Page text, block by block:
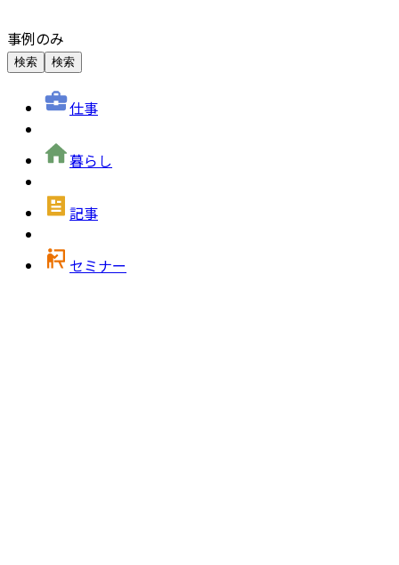
事例のみ
検索 検索
仕事
暮らし
記事
セミナー